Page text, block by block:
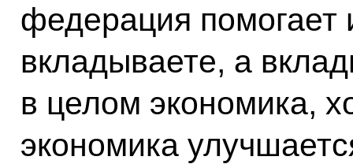
федерация помогает
вкладываете, а
в целом экономика,
экономика